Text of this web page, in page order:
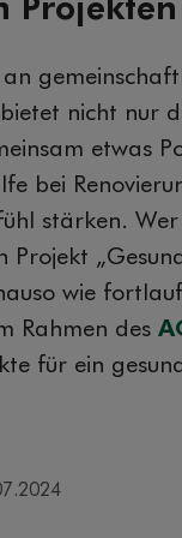
an
nicht nur
etwas
bei
stärken.
Projekt
wie
Rahmen des
für ein